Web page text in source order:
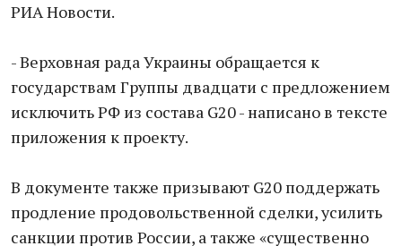
РИА Новости.
- Верховная рада Украины обращается к
государствам Группы двадцати с предложением
исключить РФ из состава G20 - написано в тексте
приложения к проекту.
В документе также призывают G20 поддержать
продление продовольственной сделки, усилить
санкции против России, а также «существенно